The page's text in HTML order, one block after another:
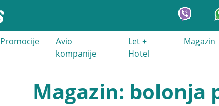
Promocije
Avio
kompanije
Let +
Hotel
Magazin
Magazin: bolonja